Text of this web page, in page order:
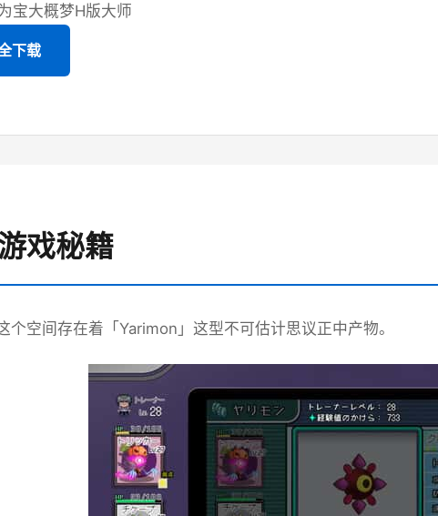
宝大概梦H版大师
下载
戏秘籍
个空间存在着「Yarimon」这型不可估计思议正中产物。